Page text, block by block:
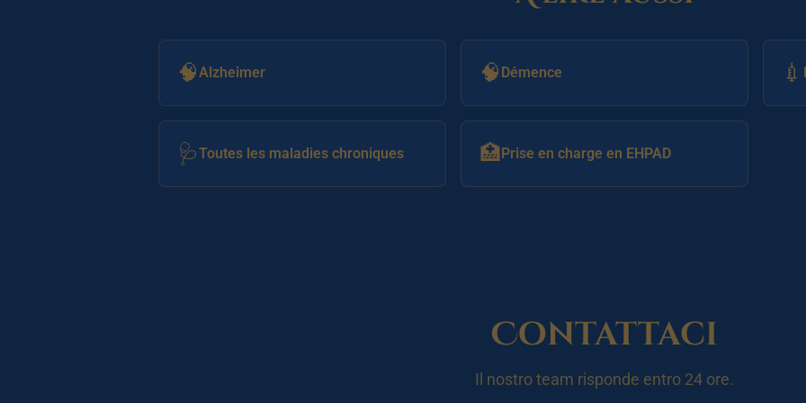
🧠Alzheimer 🧠 Démence 💉
🩺Toutes les maladies chroniques 🏥Prise en charge en EHPAD
Contattaci
Il nostro team risponde entro 24 ore.